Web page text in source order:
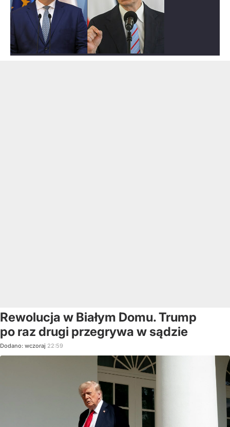
Rewolucja w Białym Domu. Trump
po raz drugi przegrywa w sądzie
Dodano: wczoraj 22:59